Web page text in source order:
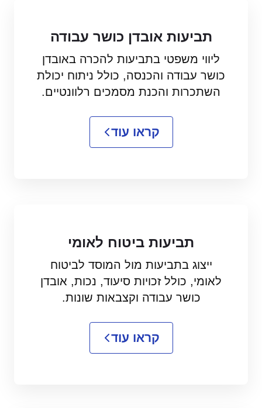
תביעות אובדן כושר עבודה
ליווי משפטי בתביעות להכרה באובדן
כושר עבודה והכנסה, כולל ניתוח יכולת
השתכרות והכנת מסמכים רלוונטיים.
קראו עוד
תביעות ביטוח לאומי
ייצוג בתביעות מול המוסד לביטוח
לאומי, כולל זכויות סיעוד, נכות, אובדן
כושר עבודה וקצבאות שונות.
קראו עוד